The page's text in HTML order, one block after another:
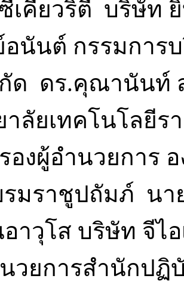
เคียวริตี้ บริษัท
นันต์ กรรมการ
ด ดร.คุณานันท์
ลัยเทคโนโลยีร
องผู้อำนวยการ
รมราชูปถัมภ์ นา
าวุโส บริษัท จีไ
นวยการสำนักป